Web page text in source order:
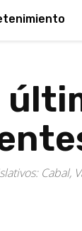
Cabal,